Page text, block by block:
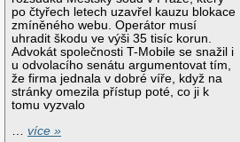
po čtyřech letech uzavřel kauzu blokace
zmíněného webu. Operátor musí
uhradit škodu ve výši 35 tisíc korun.
Advokát společnosti T-Mobile se snažil i
u odvolacího senátu argumentovat tím,
že firma jednala v dobré víře, když na
stránky omezila přístup poté, co ji k
tomu vyzvalo
…více »